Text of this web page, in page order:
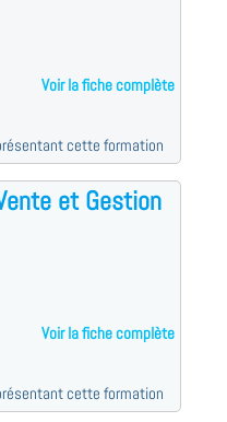
Voir la fiche complète
cette formation
et Gestion
Voir la fiche complète
cette formation